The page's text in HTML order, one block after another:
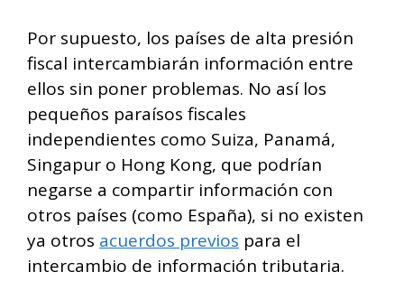
Por supuesto, los países de alta presión
fiscal intercambiarán información entre
ellos sin poner problemas. No así los
pequeños paraísos fiscales
independientes como Suiza, Panamá,
Singapur o Hong Kong, que podrían
negarse a compartir información con
otros países (como España), si no existen
ya otros acuerdos previos para el
intercambio de información tributaria.